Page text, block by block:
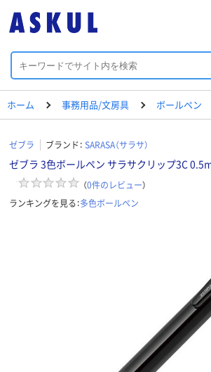
ホーム 事務用品/文房具 ボールペン
ゼブラ ブランド： SARASA（サラサ）
ゼブラ 3色ボールペン サラサクリップ3C
（0件のレビュー）
ランキングを見る：多色ボールペン